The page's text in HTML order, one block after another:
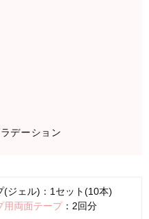
デーション
(ジェル)：1セット(10本)
用両面テープ：2回分